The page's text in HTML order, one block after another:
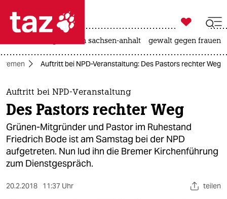
 taz zahl ich
taz zahl ich
themen
politik
öko
gesellschaft
kultur

taz zahl ich
landtagswahl in sachsen-anhalt gewalt gegen frauen
Bremen Auftritt bei NPD-Veranstaltung: Des Pastors rechter Weg
Auftritt bei NPD-Veranstaltung
Des Pastors rechter Weg
Grünen-Mitgründer und Pastor im Ruhestand
Friedrich Bode ist am Samstag bei der NPD
aufgetreten. Nun lud ihn die Bremer Kirchenführung
zum Dienstgespräch.
20.2.2018 11:37 Uhr teilen